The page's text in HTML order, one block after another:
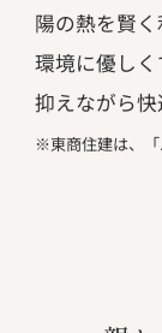
陽の熱を賢
環境に優し
抑えながら快
※東商住建は、